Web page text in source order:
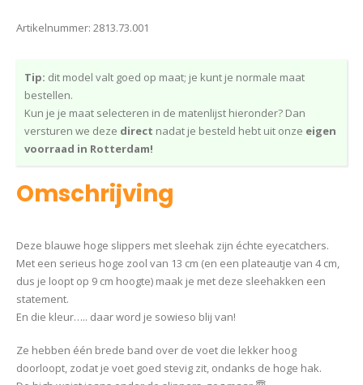
Artikelnummer: 2813.73.001
Tip: dit model valt goed op maat; je kunt je normale maat
bestellen.
Kun je je maat selecteren in de matenlijst hieronder? Dan
versturen we deze direct nadat je besteld hebt uit onze eigen
voorraad in Rotterdam!
Omschrijving
Deze blauwe hoge slippers met sleehak zijn échte eyecatchers.
Met een serieus hoge zool van 13 cm (en een plateautje van 4 cm,
dus je loopt op 9 cm hoogte) maak je met deze sleehakken een
statement.
En die kleur….. daar word je sowieso blij van!
Ze hebben één brede band over de voet die lekker hoog
doorloopt, zodat je voet goed stevig zit, ondanks de hoge hak.